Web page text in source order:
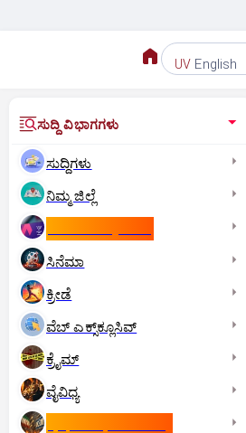
UV English
ಸುದ್ದಿ ವಿಭಾಗಗಳು
ಸುದ್ದಿಗಳು
ನಿಮ್ಮ ಜಿಲ್ಲೆ
ಸಿನೆಮಾ
ಕ್ರೀಡೆ
ವೆಬ್ ಎಕ್ಸ್‌ಕ್ಲೂಸಿವ್
ಕ್ರೈಮ್
ವೈವಿಧ್ಯ